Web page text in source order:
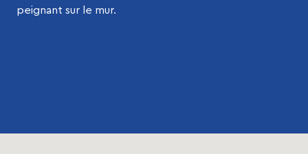
peignant sur le mur.